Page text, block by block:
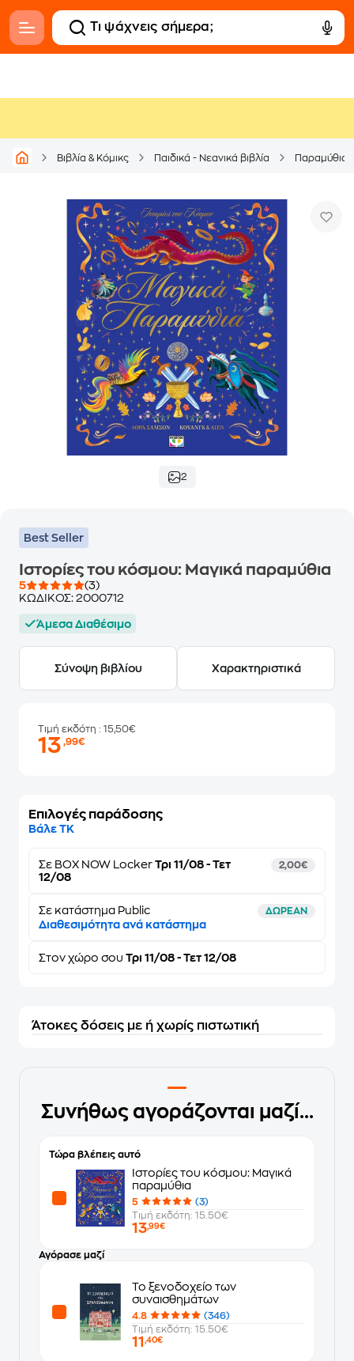
Βιβλία & Κόμικς Παιδικά - Νεανικά βιβλία Παραμύθια
2
Best Seller
Ιστορίες του κόσμου: Μαγικά παραμύθια
5
(3)
ΚΩΔΙΚΟΣ: 2000712
Άμεσα Διαθέσιμο
Σύνοψη βιβλίου Χαρακτηριστικά
Τιμή εκδότη : 15,50€
13,99€
Επιλογές παράδοσης
Βάλε ΤΚ
Σε BOX NOW Locker Τρι 11/08 - Τετ
12/08
2,00€
Σε κατάστημα Public ΔΩΡΕΑΝ
Διαθεσιμότητα ανά κατάστημα
Στον χώρο σου Τρι 11/08 - Τετ 12/08
Άτοκες δόσεις με ή χωρίς πιστωτική
Συνήθως αγοράζονται μαζί...
Τώρα βλέπεις αυτό
Ιστορίες του κόσμου: Μαγικά
παραμύθια
5
(3)
Τιμή εκδότη: 15.50€
13,99€
Αγόρασε μαζί
Το ξενοδοχείο των
συναισθημάτων
4.8
(346)
Τιμή εκδότη: 15.50€
11 ,40€